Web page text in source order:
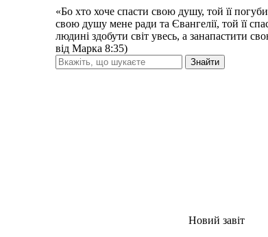
«Бо хто хоче спасти свою душу, той її
свою душу мене ради та Євангелії, той її
людині здобути світ увесь, а занапастити
від Марка 8:35)
Знайти
Новий завіт